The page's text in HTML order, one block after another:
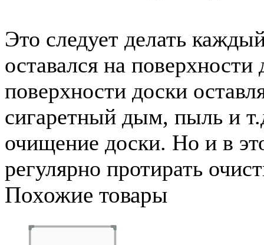
Это следует делать
оставался на
поверхности доски
сигаретный дым, пыль и
очищение доски. Но и в
регулярно протирать
Похожие товары